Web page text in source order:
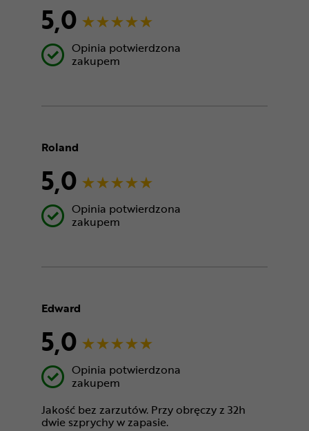
5,0
Opinia potwierdzona
zakupem
Roland
5,0
Opinia potwierdzona
zakupem
Edward
5,0
Opinia potwierdzona
zakupem
Jakość bez zarzutów. Przy obręczy z 32h
dwie szprychy w zapasie.